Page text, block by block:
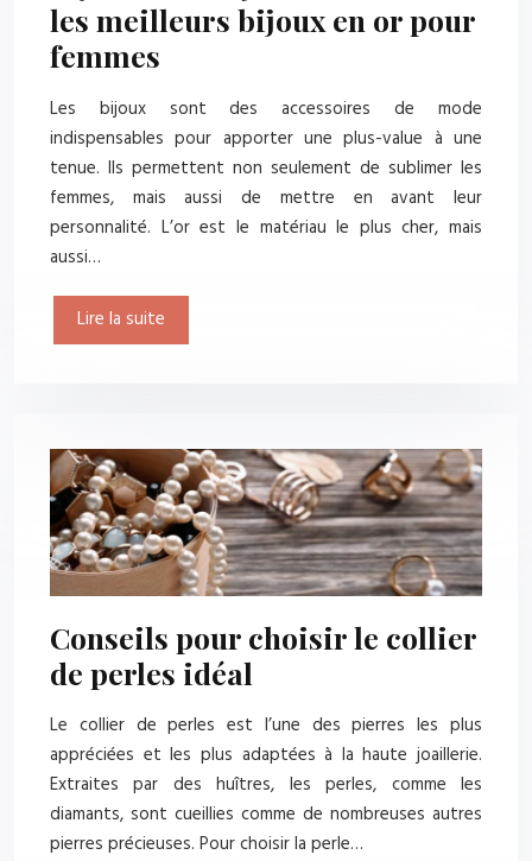
les meilleurs bijoux en or pour
femmes
Les bijoux sont des accessoires de mode
indispensables pour apporter une plus-value à une
tenue. Ils permettent non seulement de sublimer les
femmes, mais aussi de mettre en avant leur
personnalité. L’or est le matériau le plus cher, mais
aussi…
Lire la suite
Conseils pour choisir le collier
de perles idéal
Le collier de perles est l’une des pierres les plus
appréciées et les plus adaptées à la haute joaillerie.
Extraites par des huîtres, les perles, comme les
diamants, sont cueillies comme de nombreuses autres
pierres précieuses. Pour choisir la perle…